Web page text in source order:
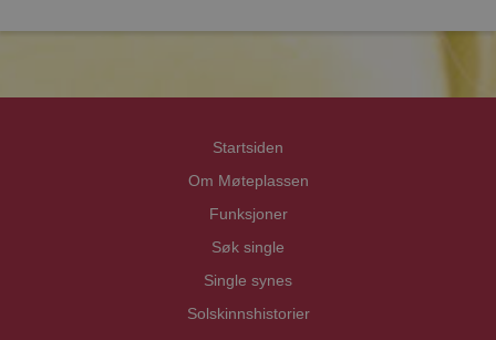
Startsiden
Om Møteplassen
Funksjoner
Søk single
Single synes
Solskinnshistorier